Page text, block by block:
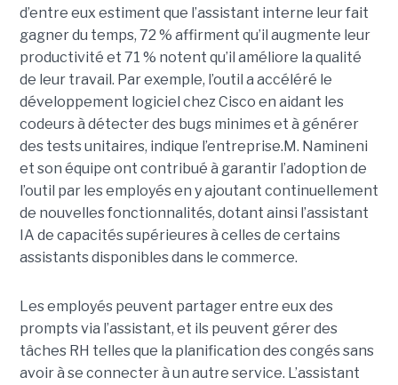
d’entre eux estiment que l’assistant interne leur fait
gagner du temps, 72 % affirment qu’il augmente leur
productivité et 71 % notent qu’il améliore la qualité
de leur travail. Par exemple, l’outil a accéléré le
développement logiciel chez Cisco en aidant les
codeurs à détecter des bugs minimes et à générer
des tests unitaires, indique l’entreprise.M. Namineni
et son équipe ont contribué à garantir l’adoption de
l’outil par les employés en y ajoutant continuellement
de nouvelles fonctionnalités, dotant ainsi l’assistant
IA de capacités supérieures à celles de certains
assistants disponibles dans le commerce.
Les employés peuvent partager entre eux des
prompts via l’assistant, et ils peuvent gérer des
tâches RH telles que la planification des congés sans
avoir à se connecter à un autre service. L’assistant